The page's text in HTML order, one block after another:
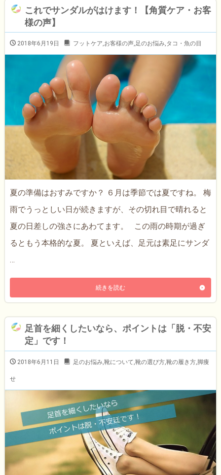
これでサンダルがはけます！【角質ケア・お客
様の声】
2018年6月19日 フットケア,お客様の声,足のお悩み,タコ・魚の目
夏の準備はおすみですか？ ６月は季節では夏ですね。 梅
雨でうっとしい日が続きますが、その切れ目で晴れると
夏の日差しの強さにあわてます。 この雨の時期が過ぎ
るともう本格的な夏。 夏といえば、足元は素足にサンダ
…
続きを読む
足首を細くしたいなら、ポイントは「脱・不安
定」です！
2018年6月11日 足のお悩み 靴について 靴の選び方 靴の履き方 脚痩
せ